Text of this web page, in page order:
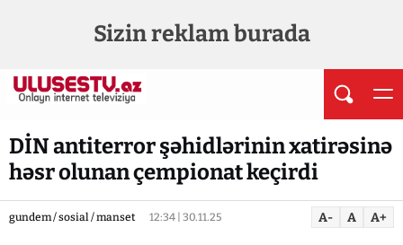
Sizin reklam burada
DİN antiterror şəhidlərinin xatirəsinə
həsr olunan çempionat keçirdi
gundem / sosial / manset 12:34 | 30.11.25 A- A A+